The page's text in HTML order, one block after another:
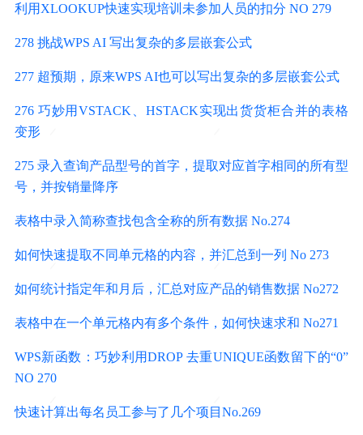
利用XLOOKUP快速实现培训未参加人员的扣分 NO 279
278 挑战WPS AI 写出复杂的多层嵌套公式
277 超预期，原来WPS AI也可以写出复杂的多层嵌套公式
276 巧妙用VSTACK、HSTACK实现出货货柜合并的表格
变形
275 录入查询产品型号的首字，提取对应首字相同的所有型
号，并按销量降序
表格中录入简称查找包含全称的所有数据 No.274
如何快速提取不同单元格的内容，并汇总到一列 No 273
如何统计指定年和月后，汇总对应产品的销售数据 No272
表格中在一个单元格内有多个条件，如何快速求和 No271
WPS新函数：巧妙利用DROP 去重UNIQUE函数留下的“0”
NO 270
快速计算出每名员工参与了几个项目No.269